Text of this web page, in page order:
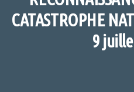
CATASTROPHE
9